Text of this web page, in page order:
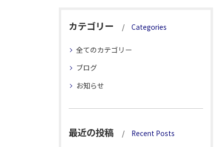
カテゴリー Categories
全てのカテゴリー
ブログ
お知らせ
最近の投稿 Recent Posts